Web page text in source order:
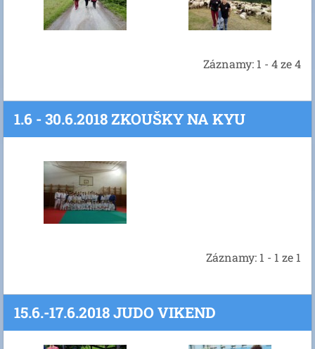
Záznamy: 1 - 4 ze 4
1.6 - 30.6.2018 ZKOUŠKY NA KYU
Záznamy: 1 - 1 ze 1
15.6.-17.6.2018 JUDO VIKEND